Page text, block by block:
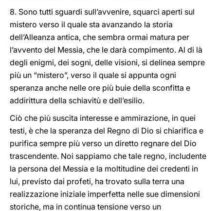
8. Sono tutti sguardi sull’avvenire, squarci aperti sul
mistero verso il quale sta avanzando la storia
dell’Alleanza antica, che sembra ormai matura per
l’avvento del Messia, che le darà compimento. Al di là
degli enigmi, dei sogni, delle visioni, si delinea sempre
più un “mistero”, verso il quale si appunta ogni
speranza anche nelle ore più buie della sconfitta e
addirittura della schiavitù e dell’esilio.
Ciò che più suscita interesse e ammirazione, in quei
testi, è che la speranza del Regno di Dio si chiarifica e
purifica sempre più verso un diretto regnare del Dio
trascendente. Noi sappiamo che tale regno, includente
la persona del Messia e la moltitudine dei credenti in
lui, previsto dai profeti, ha trovato sulla terra una
realizzazione iniziale imperfetta nelle sue dimensioni
storiche, ma in continua tensione verso un